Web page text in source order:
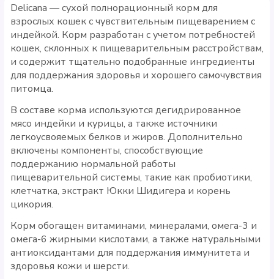
Delicana — сухой полнорационный корм для
взрослых кошек с чувствительным пищеварением с
индейкой. Корм разработан с учетом потребностей
кошек, склонных к пищеварительным расстройствам,
и содержит тщательно подобранные ингредиенты
для поддержания здоровья и хорошего самочувствия
питомца.
В составе корма используются дегидрированное
мясо индейки и курицы, а также источники
легкоусвояемых белков и жиров. Дополнительно
включены компоненты, способствующие
поддержанию нормальной работы
пищеварительной системы, такие как пробиотики,
клетчатка, экстракт Юкки Шидигера и корень
цикория.
Корм обогащен витаминами, минералами, омега-3 и
омега-6 жирными кислотами, а также натуральными
антиоксидантами для поддержания иммунитета и
здоровья кожи и шерсти.